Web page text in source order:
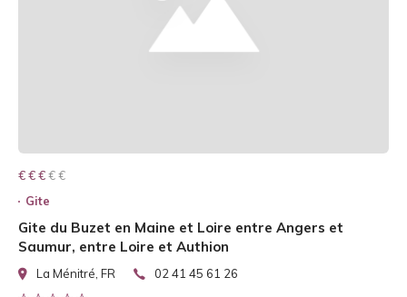
€ € € € €
€ € €
Gite
Gite du Buzet en Maine et Loire entre Angers et
Saumur, entre Loire et Authion
La Ménitré, FR 02 41 45 61 26